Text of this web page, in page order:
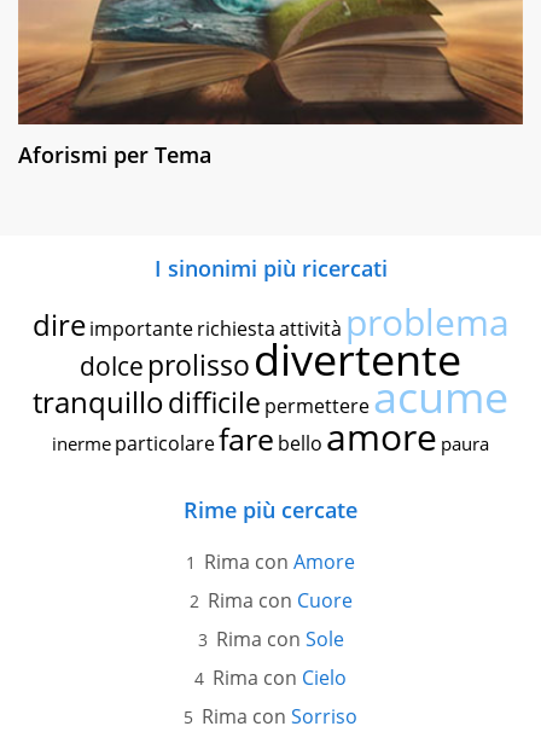
Aforismi per Tema
I sinonimi più ricercati
dire importante richiestaattività problema
dolce prolissodivertente
tranquillodifficile permettereacume
inerme particolarefare bello amore paura
Rime più cercate
Rima con Amore
Rima con Cuore
Rima con Sole
Rima con Cielo
Rima con Sorriso